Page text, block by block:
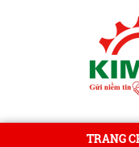
TRANG